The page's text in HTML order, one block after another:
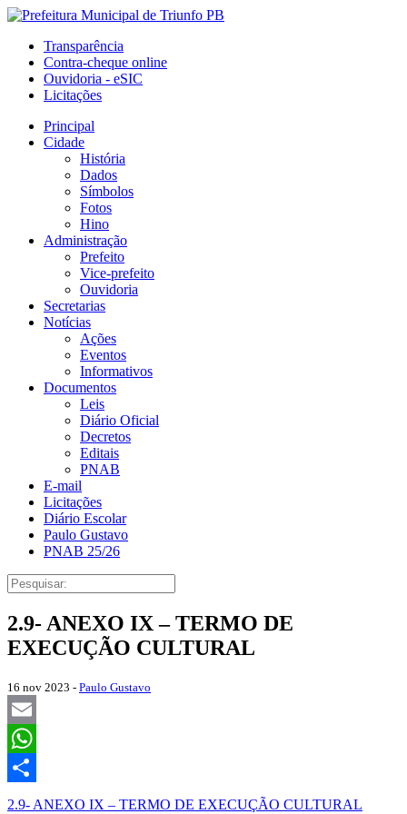
Transparência
Contra-cheque online
Ouvidoria - eSIC
Licitações
Principal
Cidade
História
Dados
Símbolos
Fotos
Hino
Administração
Prefeito
Vice-prefeito
Ouvidoria
Secretarias
Notícias
Ações
Eventos
Informativos
Documentos
Leis
Diário Oficial
Decretos
Editais
PNAB
E-mail
Licitações
Diário Escolar
Paulo Gustavo
PNAB 25/26
2.9- ANEXO IX – TERMO DE
EXECUÇÃO CULTURAL
16 nov 2023 - Paulo Gustavo
Email
WhatsApp
Share
2.9- ANEXO IX – TERMO DE EXECUÇÃO CULTURAL